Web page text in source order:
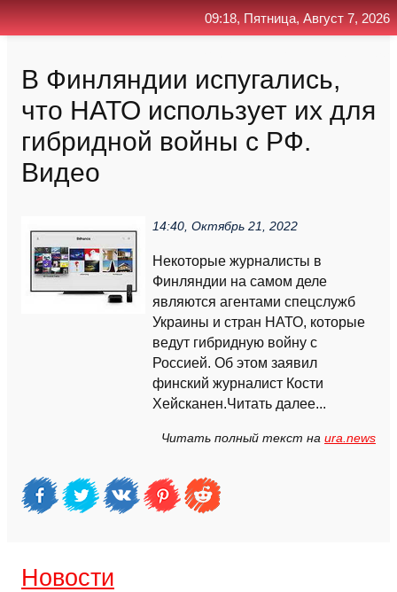
В Финляндии испугались,
что НАТО использует их для
гибридной войны с РФ.
Видео
14:40, Октябрь 21, 2022
Некоторые журналисты в
Финляндии на самом деле
являются агентами спецслужб
Украины и стран НАТО, которые
ведут гибридную войну с
Россией. Об этом заявил
финский журналист Кости
Хейсканен.Читать далее...
Читать полный текст на ura.news
Новости
09:18, Пятница, Август 7, 2026